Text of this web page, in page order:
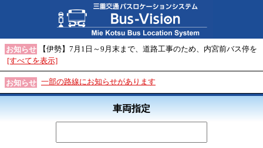
お知らせ
【伊勢】7月1日～9月末まで、道路工事のため、内宮前バス停を
[すべてを表示]
お知らせ 一部の路線にお知らせがあります
車両指定